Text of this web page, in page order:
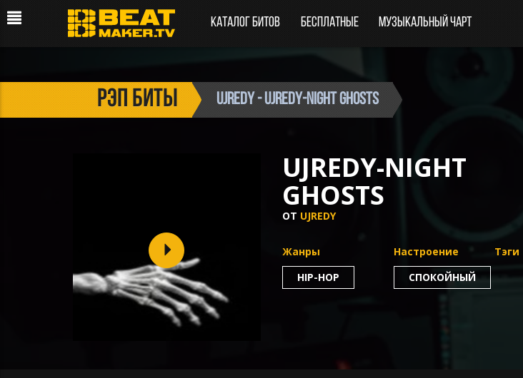
Каталог битов Бесплатные Музыкальный чарт
рэп биты UJREDY - UJREDY-Night Ghosts
UJREDY-NIGHT
GHOSTS
ОТ UJREDY
Жанры
HIP-HOP
Настроение
СПОКОЙНЫЙ
Тэги